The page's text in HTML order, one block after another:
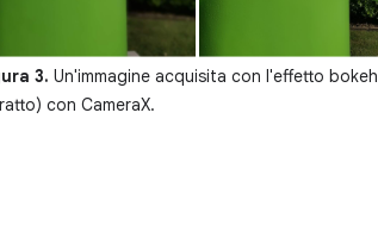
3. Un'immagine acquisita con l'effetto bokeh
con CameraX.